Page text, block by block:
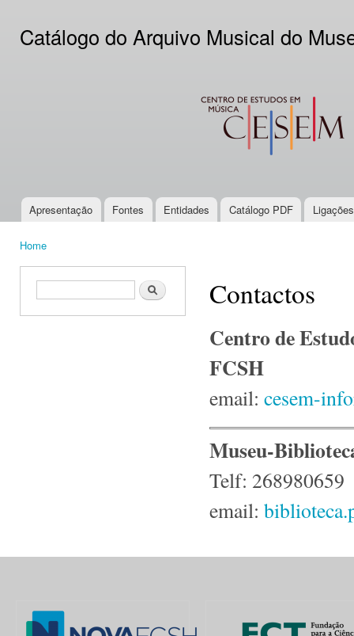
Catálogo do Arquivo Musical do
CESEM
Main menu
Apresentação Fontes Entidades Catálogo PDF
Home
Search form Search Contactos
Centro de
FCSH
email: cesem-
Museu-
Telf: 268980659
email: